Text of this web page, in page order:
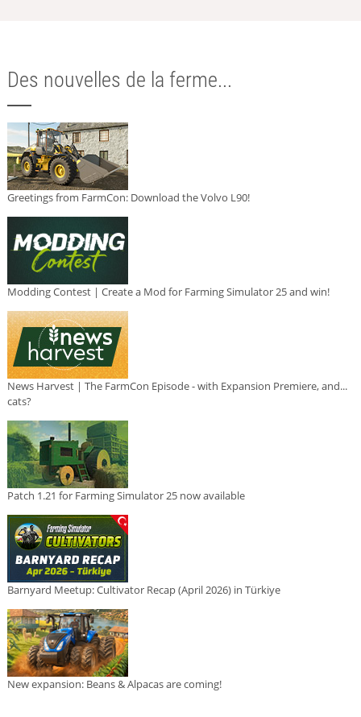
Des nouvelles de la ferme...
Greetings from FarmCon: Download the Volvo L90!
Modding Contest | Create a Mod for Farming Simulator 25 and win!
News Harvest | The FarmCon Episode - with Expansion Premiere, and...
cats?
Patch 1.21 for Farming Simulator 25 now available
Barnyard Meetup: Cultivator Recap (April 2026) in Türkiye
New expansion: Beans & Alpacas are coming!